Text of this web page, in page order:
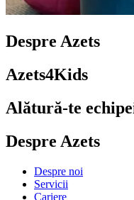
Despre Azets
Azets4Kids
Alătură-te
Despre Azets
Despre noi
Servicii
Cariere